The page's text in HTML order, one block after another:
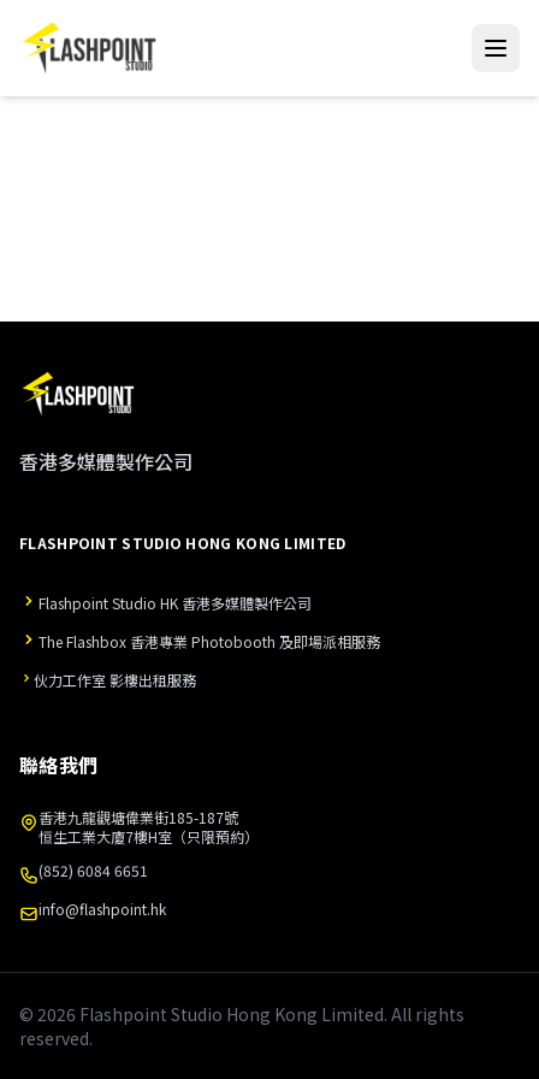
香港多媒體製作公司
FLASHPOINT STUDIO HONG KONG LIMITED
Flashpoint Studio HK 香港多媒體製作公司
The Flashbox 香港專業 Photobooth 及即場派相服務
伙力工作室 影樓出租服務
聯絡我們
香港九龍觀塘偉業街185-187號
恒生工業大廈7樓H室（只限預約）
(852) 6084 6651
info@flashpoint.hk
© 2026 Flashpoint Studio Hong Kong Limited. All rights
reserved.